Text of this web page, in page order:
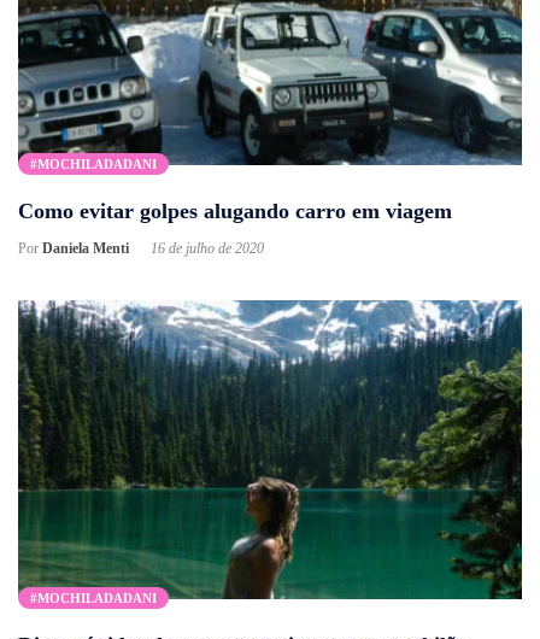
#MOCHILADADANI
Como evitar golpes alugando carro em viagem
Por Daniela Menti 16 de julho de 2020
#MOCHILADADANI